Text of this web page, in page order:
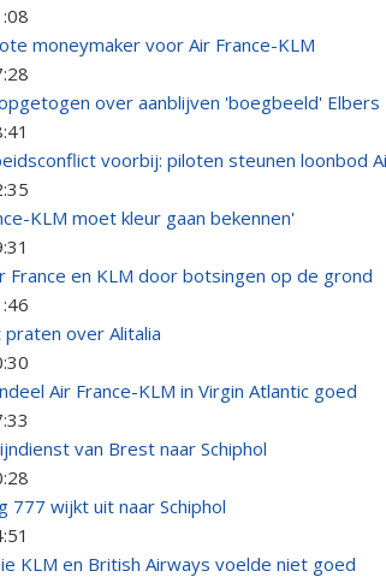
moneymaker voor Air France-KLM
over aanblijven 'boegbeeld' Elbers
voorbij: piloten steunen loonbod
KLM moet kleur gaan bekennen'
France en KLM door botsingen op de grond
praten over Alitalia
Air France-KLM in Virgin Atlantic goed
van Brest naar Schiphol
777 wijkt uit naar Schiphol
KLM en British Airways voelde niet goed